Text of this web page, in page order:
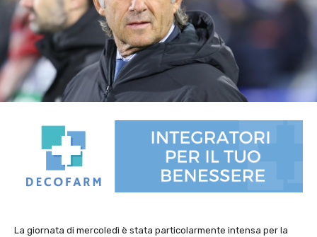
La giornata di mercoledì è stata particolarmente intensa per la